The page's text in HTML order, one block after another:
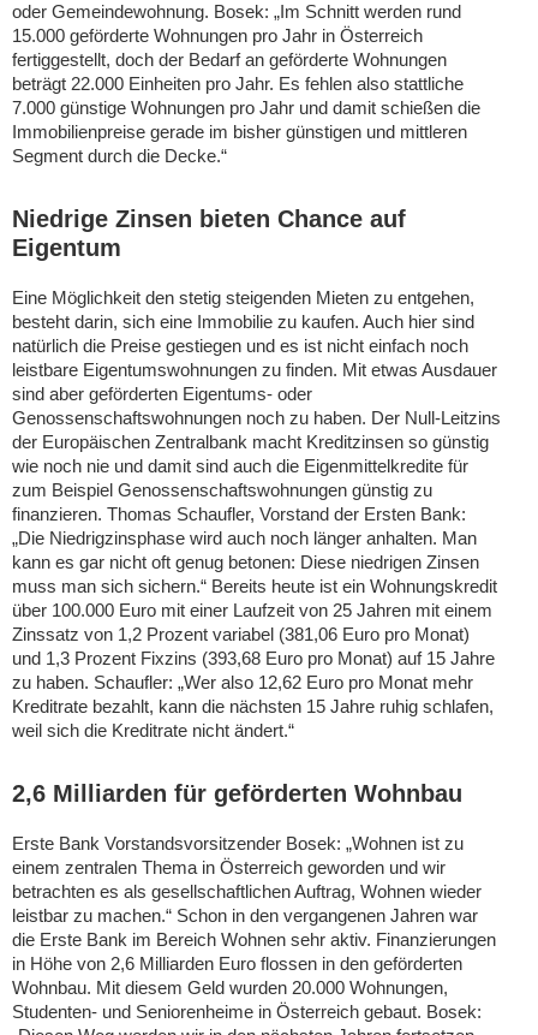
oder Gemeindewohnung. Bosek: „Im Schnitt werden rund
15.000 geförderte Wohnungen pro Jahr in Österreich
fertiggestellt, doch der Bedarf an geförderte Wohnungen
beträgt 22.000 Einheiten pro Jahr. Es fehlen also stattliche
7.000 günstige Wohnungen pro Jahr und damit schießen die
Immobilienpreise gerade im bisher günstigen und mittleren
Segment durch die Decke.“
Niedrige Zinsen bieten Chance auf
Eigentum
Eine Möglichkeit den stetig steigenden Mieten zu entgehen,
besteht darin, sich eine Immobilie zu kaufen. Auch hier sind
natürlich die Preise gestiegen und es ist nicht einfach noch
leistbare Eigentumswohnungen zu finden. Mit etwas Ausdauer
sind aber geförderten Eigentums- oder
Genossenschaftswohnungen noch zu haben. Der Null-Leitzins
der Europäischen Zentralbank macht Kreditzinsen so günstig
wie noch nie und damit sind auch die Eigenmittelkredite für
zum Beispiel Genossenschaftswohnungen günstig zu
finanzieren. Thomas Schaufler, Vorstand der Ersten Bank:
„Die Niedrigzinsphase wird auch noch länger anhalten. Man
kann es gar nicht oft genug betonen: Diese niedrigen Zinsen
muss man sich sichern.“ Bereits heute ist ein Wohnungskredit
über 100.000 Euro mit einer Laufzeit von 25 Jahren mit einem
Zinssatz von 1,2 Prozent variabel (381,06 Euro pro Monat)
und 1,3 Prozent Fixzins (393,68 Euro pro Monat) auf 15 Jahre
zu haben. Schaufler: „Wer also 12,62 Euro pro Monat mehr
Kreditrate bezahlt, kann die nächsten 15 Jahre ruhig schlafen,
weil sich die Kreditrate nicht ändert.“
2,6 Milliarden für geförderten Wohnbau
Erste Bank Vorstandsvorsitzender Bosek: „Wohnen ist zu
einem zentralen Thema in Österreich geworden und wir
betrachten es als gesellschaftlichen Auftrag, Wohnen wieder
leistbar zu machen.“ Schon in den vergangenen Jahren war
die Erste Bank im Bereich Wohnen sehr aktiv. Finanzierungen
in Höhe von 2,6 Milliarden Euro flossen in den geförderten
Wohnbau. Mit diesem Geld wurden 20.000 Wohnungen,
Studenten- und Seniorenheime in Österreich gebaut. Bosek: